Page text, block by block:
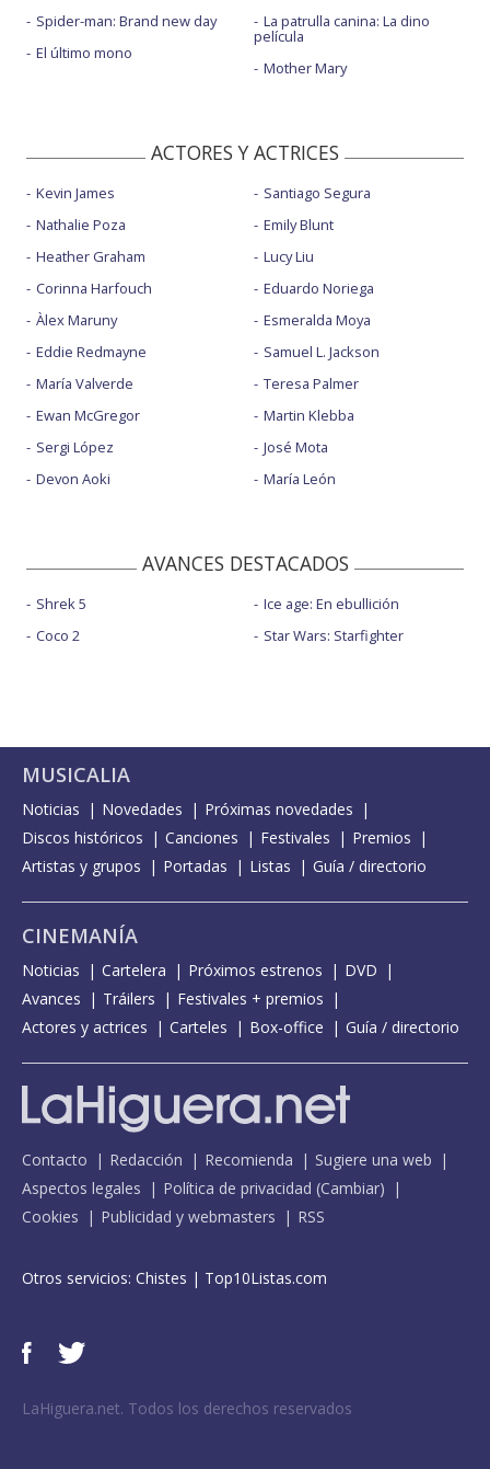
Spider-man: Brand new day
El último mono
La patrulla canina: La dino
película
Mother Mary
ACTORES Y ACTRICES
Kevin James
Nathalie Poza
Heather Graham
Corinna Harfouch
Àlex Maruny
Eddie Redmayne
María Valverde
Ewan McGregor
Sergi López
Devon Aoki
Santiago Segura
Emily Blunt
Lucy Liu
Eduardo Noriega
Esmeralda Moya
Samuel L. Jackson
Teresa Palmer
Martin Klebba
José Mota
María León
AVANCES DESTACADOS
Shrek 5
Coco 2
Ice age: En ebullición
Star Wars: Starfighter
MUSICALIA
Noticias Novedades
Próximas novedades
Discos históricos
Canciones Festivales
Premios
Artistas y grupos
Portadas Listas Guía / directorio
CINEMANÍA
Noticias Cartelera Próximos estrenos
DVD
Avances
Tráilers
Festivales + premios
Actores y actrices
Carteles Box-office Guía / directorio
Contacto Redacción Recomienda
Sugiere una web
Aspectos legales
Política de privacidad (Cambiar)
Cookies
Publicidad y webmasters RSS
Otros servicios: Chistes | Top10Listas.com
LaHiguera.net. Todos los derechos reservados